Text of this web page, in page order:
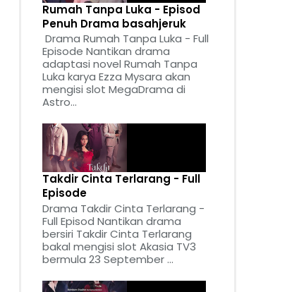
Rumah Tanpa Luka - Episod
Penuh Drama basahjeruk
Drama Rumah Tanpa Luka - Full
Episode Nantikan drama
adaptasi novel Rumah Tanpa
Luka karya Ezza Mysara akan
mengisi slot MegaDrama di
Astro...
Takdir Cinta Terlarang - Full
Episode
Drama Takdir Cinta Terlarang -
Full Episod Nantikan drama
bersiri Takdir Cinta Terlarang
bakal mengisi slot Akasia TV3
bermula 23 September ...